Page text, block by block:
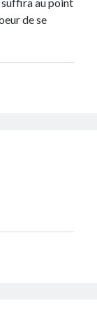
de se